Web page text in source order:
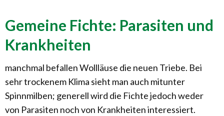
Gemeine Fichte: Parasiten und
Krankheiten
manchmal befallen Wollläuse die neuen Triebe. Bei
sehr trockenem Klima sieht man auch mitunter
Spinnmilben; generell wird die Fichte jedoch weder
von Parasiten noch von Krankheiten interessiert.